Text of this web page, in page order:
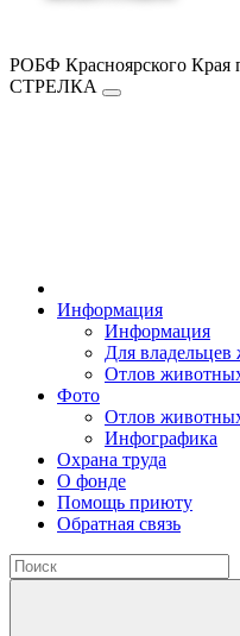
РОБФ Красноярского
СТРЕЛКА
Информация
Информация
Для
Отлов
Фото
Отлов
Инфографика
Охрана труда
О фонде
Помощь приюту
Обратная связь